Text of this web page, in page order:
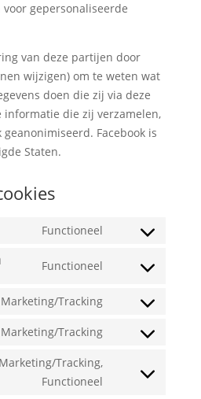
gepersonaliseerde
van deze partijen door
wijzigen) om te weten wat
doen die zij via deze
informatie die zij verzamelen,
Facebook is
Staten.
Functioneel
Consent
service
wordpress
Functioneel
Consent
service
cleantalk-
protect
Marketing/Tracking
Consent
google-
Marketing/Tracking
Consent
service
Marketing/Tracking,
Functioneel
Consent